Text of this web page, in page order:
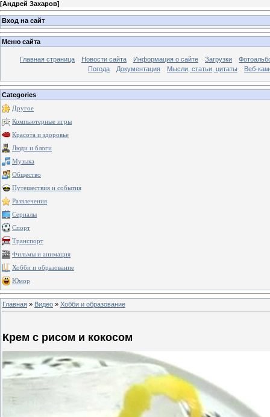
[Андрей Захаров]
Вход на сайт
Меню сайта
Главная страница Новости сайта Информация о сайте Загрузки
Погода
Документация Мысли, статьи, цитаты Веб-
Categories
Другое
Компьютерные игры
Красота и здоровье
Люди и блоги
Музыка
Общество
Путешествия и события
Развлечения
Сериалы
Спорт
Транспорт
Фильмы и анимация
Хобби и образование
Юмор
Главная » Видео » Хобби и образование
Крем с рисом и кокосом